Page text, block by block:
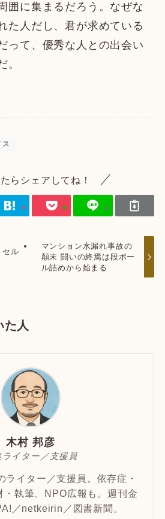
囲に集まるだろう。なぜな
た人だし、君が求めている
って、優秀な人との出会い
。
ス
らシェアしてね！
セル
マンション水漏れ事故の
顛末 闘いの終焉は段ボー
ル詰めから始まる
た人
木村 邦彦
ライター／支援員
ライター／支援員。依存症・
・執筆、NPO広報も。週刊金
／netkeirin／図書新聞。